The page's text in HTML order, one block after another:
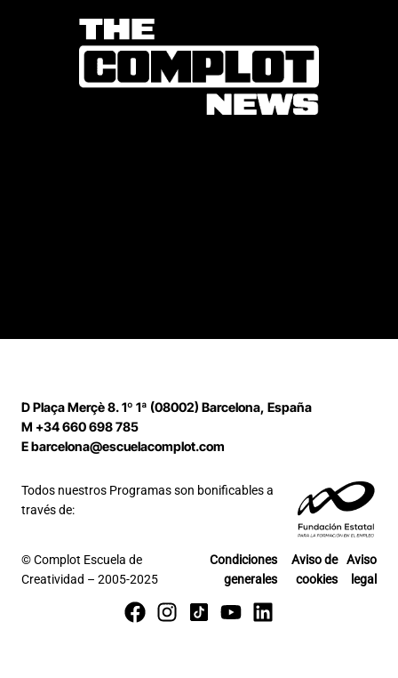
DPlaça Merçè 8. 1º 1ª (08002) Barcelona, España
M +34 660 698 785
Ebarcelona@escuelacomplot.com
Todos nuestros Programas son bonificables a
través de:
© Complot Escuela de
Creatividad – 2005-2025
Condiciones
generales
Aviso de
cookies
Aviso
legal